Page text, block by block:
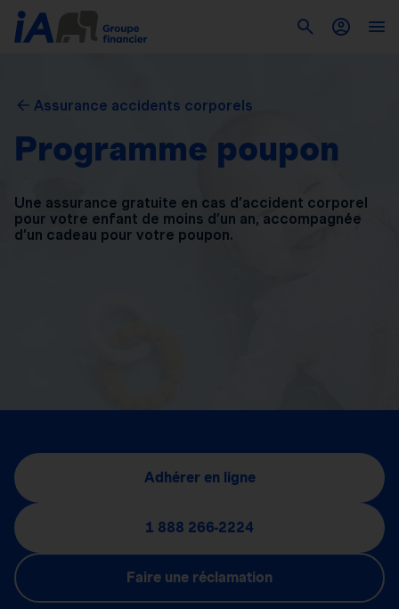
Assurance accidents corporels
Programme poupon
Une assurance gratuite en cas d’accident corporel
pour votre enfant de moins d’un an, accompagnée
d’un cadeau pour votre poupon.
Adhérer en ligne
1 888 266-2224
Faire une réclamation